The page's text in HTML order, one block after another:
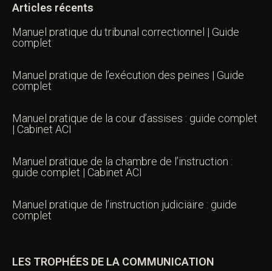
Articles récents
Manuel pratique du tribunal correctionnel | Guide
complet
Manuel pratique de l’exécution des peines | Guide
complet
Manuel pratique de la cour d’assises : guide complet
| Cabinet ACI
Manuel pratique de la chambre de l’instruction :
guide complet | Cabinet ACI
Manuel pratique de l’instruction judiciaire : guide
complet
LES TROPHÉES DE LA COMMUNICATION